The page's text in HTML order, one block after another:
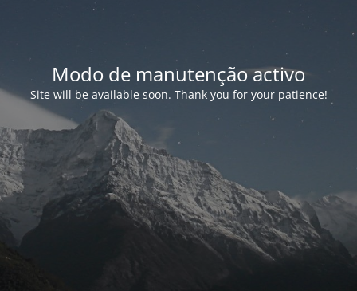
Modo de manutenção activo
Site will be available soon. Thank you for your patience!